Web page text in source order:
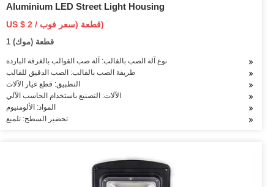
Aluminium LED Street Light Housing
US $ 2 / قطعة (سعر فوب)
1 قطعة (موك)
نوع آلة الصب بالقالب: آلة صب القوالب بالغرفة الباردة
طريقة الصب بالقالب: الصب الدقيق للقالب
التطبيق: قطع غيار الآلات
الآلات: التصنيع باستخدام الحاسب الآلي
المواد: الألومنيوم
تحضير السطح: تلميع